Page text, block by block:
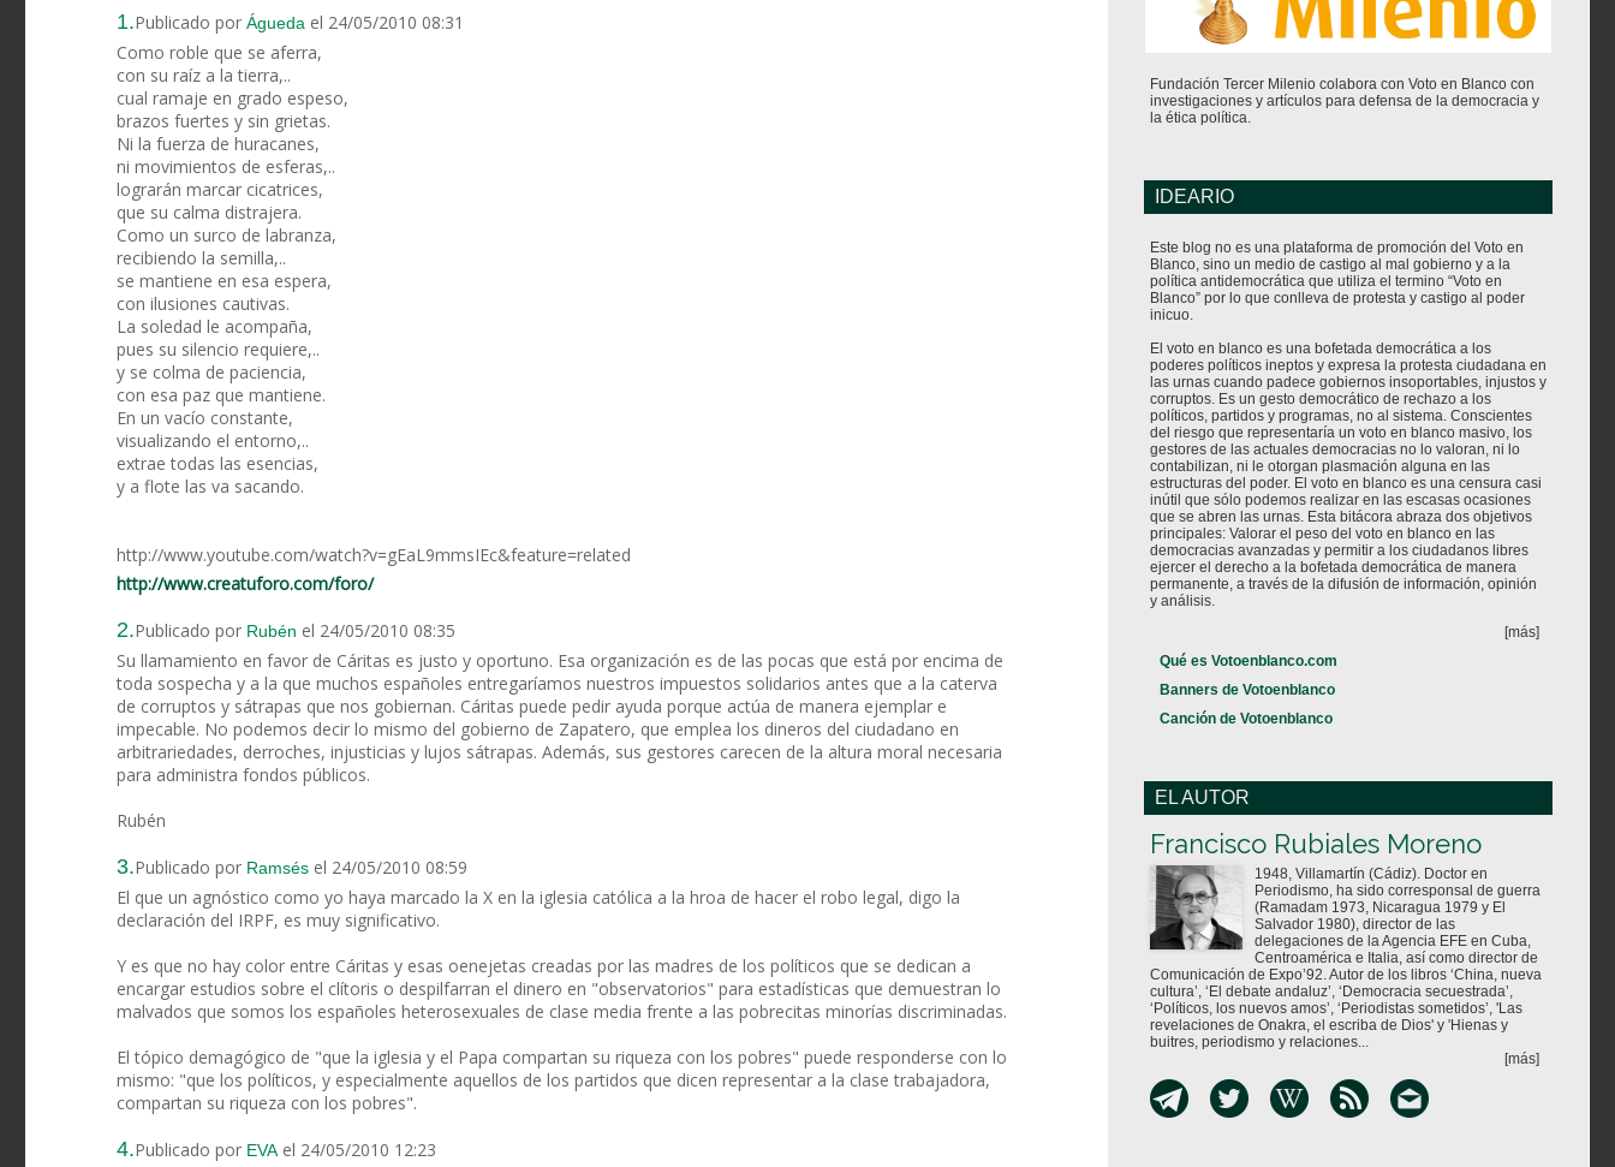
1.Publicado por Águeda el 24/05/2010 08:31
Como roble que se aferra,
con su raíz a la tierra,..
cual ramaje en grado espeso,
brazos fuertes y sin grietas.
Ni la fuerza de huracanes,
ni movimientos de esferas,..
lograrán marcar cicatrices,
que su calma distrajera.
Como un surco de labranza,
recibiendo la semilla,..
se mantiene en esa espera,
con ilusiones cautivas.
La soledad le acompaña,
pues su silencio requiere,..
y se colma de paciencia,
con esa paz que mantiene.
En un vacío constante,
visualizando el entorno,..
extrae todas las esencias,
y a flote las va sacando.
http://www.youtube.com/watch?v=gEaL9mmsIEc&feature=related
http://www.creatuforo.com/foro/
2.Publicado por Rubén el 24/05/2010 08:35
Su llamamiento en favor de Cáritas es justo y oportuno. Esa organización es de las pocas que está por encima de
toda sospecha y a la que muchos españoles entregaríamos nuestros impuestos solidarios antes que a la caterva
de corruptos y sátrapas que nos gobiernan. Cáritas puede pedir ayuda porque actúa de manera ejemplar e
impecable. No podemos decir lo mismo del gobierno de Zapatero, que emplea los dineros del ciudadano en
arbitrariedades, derroches, injusticias y lujos sátrapas. Además, sus gestores carecen de la altura moral necesaria
para administra fondos públicos.
Rubén
3.Publicado por Ramsés el 24/05/2010 08:59
El que un agnóstico como yo haya marcado la X en la iglesia católica a la hroa de hacer el robo legal, digo la
declaración del IRPF, es muy significativo.
Y es que no hay color entre Cáritas y esas oenejetas creadas por las madres de los políticos que se dedican a
encargar estudios sobre el clítoris o despilfarran el dinero en "observatorios" para estadísticas que demuestran lo
malvados que somos los españoles heterosexuales de clase media frente a las pobrecitas minorías discriminadas.
El tópico demagógico de "que la iglesia y el Papa compartan su riqueza con los pobres" puede responderse con lo
mismo: "que los políticos, y especialmente aquellos de los partidos que dicen representar a la clase trabajadora,
compartan su riqueza con los pobres".
4.Publicado por EVA el 24/05/2010 12:23
Fundación Tercer Milenio colabora con Voto en Blanco con
investigaciones y artículos para defensa de la democracia y
la ética política.
IDEARIO
Este blog no es una plataforma de promoción del Voto en
Blanco, sino un medio de castigo al mal gobierno y a la
política antidemocrática que utiliza el termino “Voto en
Blanco” por lo que conlleva de protesta y castigo al poder
inicuo.
El voto en blanco es una bofetada democrática a los
poderes políticos ineptos y expresa la protesta ciudadana en
las urnas cuando padece gobiernos insoportables, injustos y
corruptos. Es un gesto democrático de rechazo a los
políticos, partidos y programas, no al sistema. Conscientes
del riesgo que representaría un voto en blanco masivo, los
gestores de las actuales democracias no lo valoran, ni lo
contabilizan, ni le otorgan plasmación alguna en las
estructuras del poder. El voto en blanco es una censura casi
inútil que sólo podemos realizar en las escasas ocasiones
que se abren las urnas. Esta bitácora abraza dos objetivos
principales: Valorar el peso del voto en blanco en las
democracias avanzadas y permitir a los ciudadanos libres
ejercer el derecho a la bofetada democrática de manera
permanente, a través de la difusión de información, opinión
y análisis.
[más]
Qué es Votoenblanco.com
Banners de Votoenblanco
Canción de Votoenblanco
EL AUTOR
Francisco Rubiales Moreno
1948, Villamartín (Cádiz). Doctor en
Periodismo, ha sido corresponsal de guerra
(Ramadam 1973, Nicaragua 1979 y El
Salvador 1980), director de las
delegaciones de la Agencia EFE en Cuba,
Centroamérica e Italia, así como director de
Comunicación de Expo’92. Autor de los libros ‘China, nueva
cultura’, ‘El debate andaluz’, ‘Democracia secuestrada’,
‘Políticos, los nuevos amos’, ‘Periodistas sometidos’, 'Las
revelaciones de Onakra, el escriba de Dios' y 'Hienas y
buitres, periodismo y relaciones...
[más]